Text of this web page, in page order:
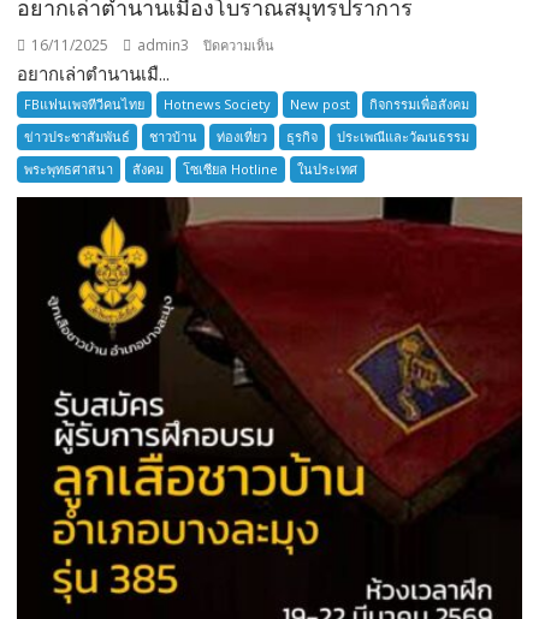
อยากเล่าตำนานเมืองโบราณสมุทรปราการ
16/11/2025 admin3 ปิดความเห็น
เล่า
ตำนาน
เมือง
โบราณ
สมุทรปราการ
อยากเล่าตำนานเมื...
FBแฟนเพจทีวีคนไทย Hotnews Society New post
กิจกรรมเพื่อสังคม
ข่าวประชาสัมพันธ์
ชาวบ้าน ท่องเที่ยว ธุรกิจ
ประเพณีและวัฒนธรรม
พระพุทธศาสนา
สังคม โซเซียล Hotline ในประเทศ